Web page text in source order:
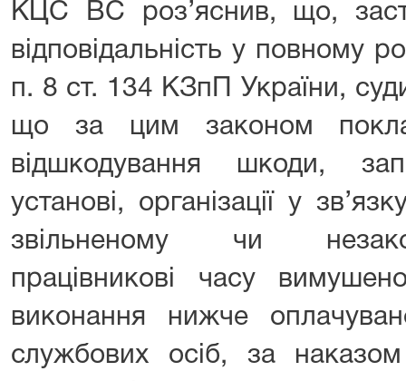
КЦС ВС роз’яснив, що,
відповідальність у повному
п. 8 ст. 134 КЗпП України,
що за цим законом
відшкодування шкоди,
установі, організації у
звільненому чи
працівникові часу
виконання нижче
службових осіб, за